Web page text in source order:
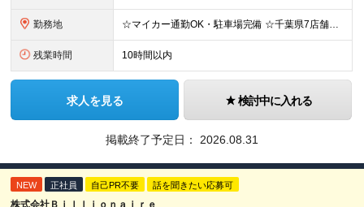
勤務地 ☆マイカー通勤OK・駐車場完備 ☆千葉県7店舗で募集 ☆2026年新店舗立ち上げ店舗あり ☆転勤なし 本社、もしくは以下店舗での勤務になります。 【本社】 千葉県印旛郡酒々井町本佐倉457-2
残業時間 10時間以内
求人を見る 検討中に入れる
掲載終了予定日： 2026.08.31
NEW 正社員 自己PR不要 話を聞きたい応募可
株式会社Ｂｉｌｌｉｏｎａｉｒｅ